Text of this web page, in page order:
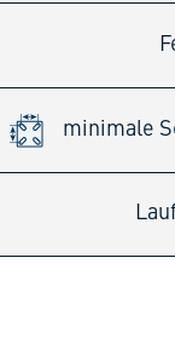
minimale